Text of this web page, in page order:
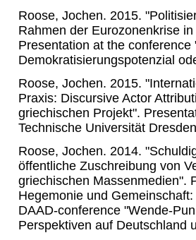
Roose, Jochen. 2015.
Rahmen der Eurozonenkrise
Presentation at the
Demokratisierungspotenzial
Roose, Jochen. 2015.
Praxis: Discursive Actor
griechischen Projekt".
Technische Universität
Roose, Jochen. 2014.
öffentliche Zuschreibung von
griechischen Massenmedien".
Hegemonie und
DAAD-conference "Wende-
Perspektiven auf Deutschland